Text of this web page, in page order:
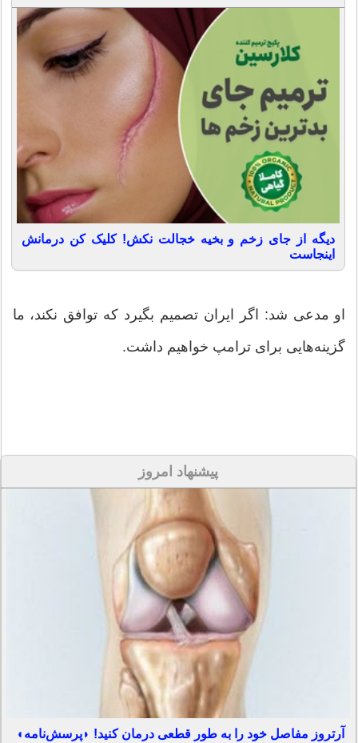
دیگه از جای زخم و بخیه خجالت نکش! کلیک کن درمانش
اینجاست
او مدعی شد: اگر ایران تصمیم بگیرد که توافق نکند، ما
گزینه‌هایی برای ترامپ خواهیم داشت.
پیشنهاد امروز
آرتروز مفاصل خود را به طور قطعی درمان کنید! ◗پرسش‌نامه◖